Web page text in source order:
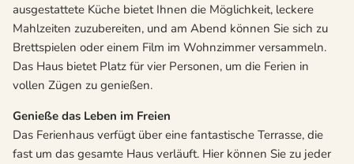
ausgestattete Küche bietet Ihnen die Möglichkeit, leckere
Mahlzeiten zuzubereiten, und am Abend können Sie sich zu
Brettspielen oder einem Film im Wohnzimmer versammeln.
Das Haus bietet Platz für vier Personen, um die Ferien in
vollen Zügen zu genießen.
Genieße das Leben im Freien
Das Ferienhaus verfügt über eine fantastische Terrasse, die
fast um das gesamte Haus verläuft. Hier können Sie zu jeder